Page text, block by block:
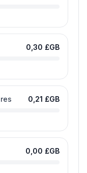
0,30 £GB
0,21 £GB
0,00 £GB